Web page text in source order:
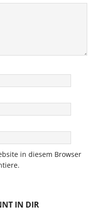
in diesem Browser
IN DIR